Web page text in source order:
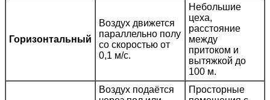
Горизонтальный
Воздух движется
параллельно полу
со скоростью от
0,1 м/с.
Небольшие
цеха,
расстояние
между
притоком и
вытяжкой до
100 м.
Воздух подаётся
Просторные